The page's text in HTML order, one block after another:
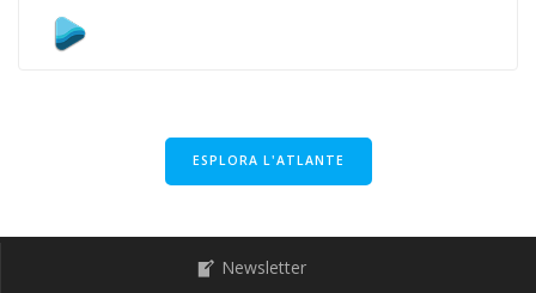
ESPLORA L'ATLANTE
Newsletter